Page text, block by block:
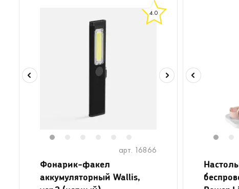
4.0
арт. 16866
Фонарик-факел
аккумуляторный Wallis,